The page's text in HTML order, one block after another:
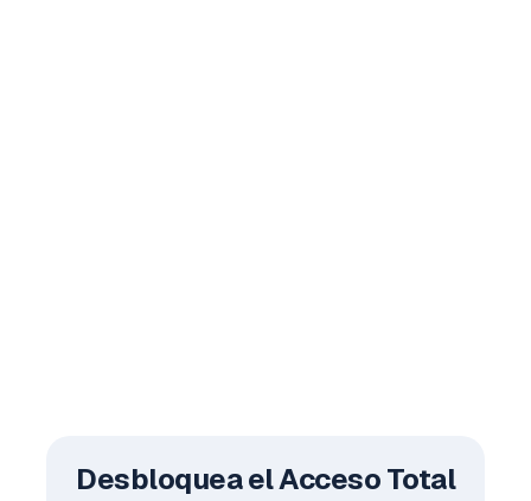
Desbloquea el Acceso Total